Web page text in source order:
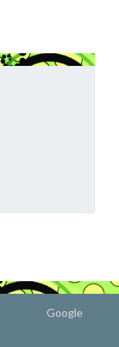
Google